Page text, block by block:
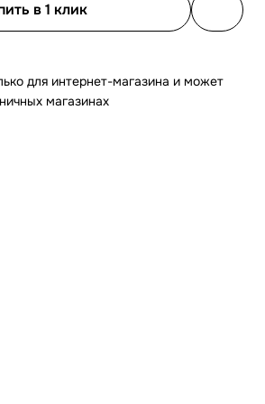
в 1 клик
для интернет-магазина и может
магазинах